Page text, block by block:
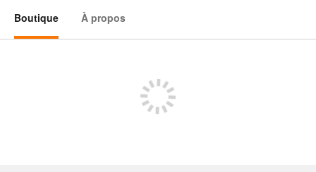
Boutique
À propos